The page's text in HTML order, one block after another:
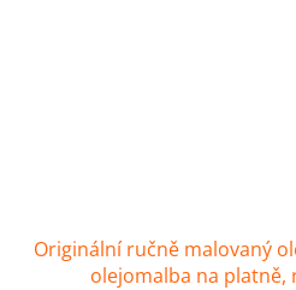
Originální ručně malovaný
olejomalba na platně,